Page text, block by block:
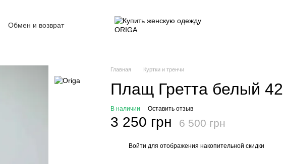
Обмен и возврат
Главная Куртки и тренчи
Плащ Гретта белый 42
В наличии Оставить отзыв
3 250 грн 6 500 грн
Войти для отображения накопительной скидки